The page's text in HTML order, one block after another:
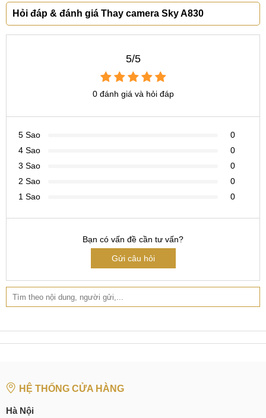
Hỏi đáp & đánh giá Thay camera Sky A830
5/5
0 đánh giá và hỏi đáp
5 Sao
0
4 Sao
0
3 Sao
0
2 Sao
0
1 Sao
0
Bạn có vấn đề cần tư vấn?
Gửi câu hỏi
HỆ THỐNG CỬA HÀNG
Hà Nội